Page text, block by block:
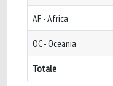
AF - Africa
OC - Oceania
Totale